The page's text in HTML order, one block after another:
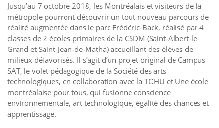
Jusqu’au 7 octobre 2018, les Montréalais et visiteurs de la
métropole pourront découvrir un tout nouveau parcours de
réalité augmentée dans le parc Frédéric-Back, réalisé par 4
classes de 2 écoles primaires de la CSDM (Saint-Albert-le-
Grand et Saint-Jean-de-Matha) accueillant des élèves de
milieux défavorisés. Il s’agit d’un projet original de Campus
SAT, le volet pédagogique de la Société des arts
technologiques, en collaboration avec la TOHU et Une école
montréalaise pour tous, qui fusionne conscience
environnementale, art technologique, égalité des chances et
apprentissage.